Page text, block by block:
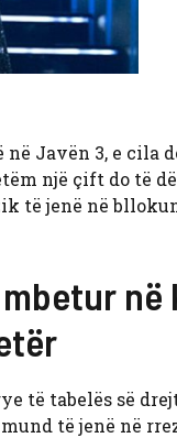
Javën 3, e cila
një çift do të
të jenë në
në
të tabelës së
të jenë në